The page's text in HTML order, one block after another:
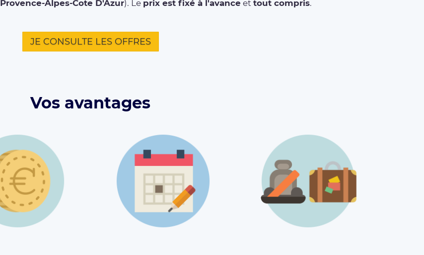
Provence-Alpes-Cote D'Azur). Le prix est fixé à l'avance et tout compris.
JE CONSULTE LES OFFRES
Vos avantages